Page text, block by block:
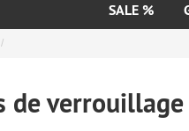
SALE %
de verrouillage